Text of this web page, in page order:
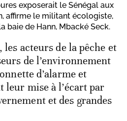
exposerait le Sénégal aux
affirme le militant écologiste,
baie de Hann, Mbacké Seck.
les acteurs de la pêche et
de l’environnement
d’alarme et
leur mise à l’écart par
et des grandes